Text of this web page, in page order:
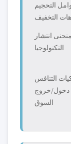
التحجيم
التخفيف
انتشار
التكنولوجيا
التنافس
دخول/خروج
السوق